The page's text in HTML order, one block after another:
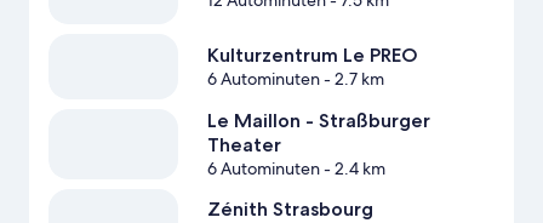
Kulturzentrum Le PREO
6 Autominuten- 2.7 km
Le Maillon - Straßburger
Theater
6 Autominuten- 2.4 km
Zénith Strasbourg